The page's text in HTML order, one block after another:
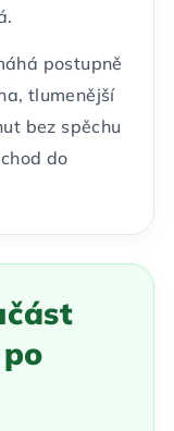
postupně
tlumenější
bez spěchu
do